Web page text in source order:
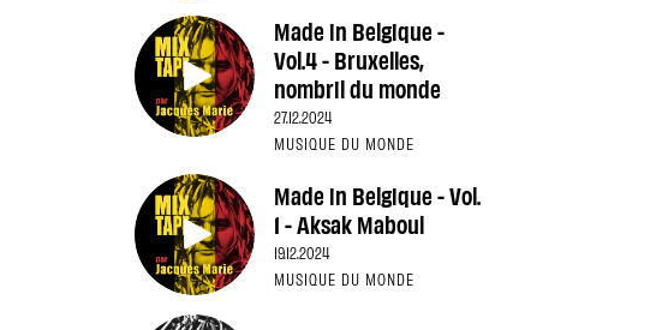
Made in Belgique -
Vol.4 - Bruxelles,
nombril du monde
27.12.2024
MUSIQUE DU MONDE
Made in Belgique - Vol.
1 - Aksak Maboul
19.12.2024
MUSIQUE DU MONDE